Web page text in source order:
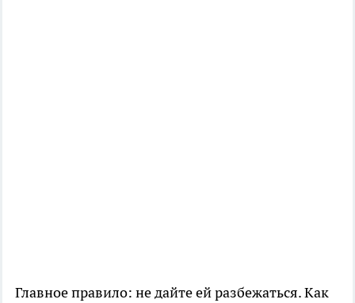
Главное правило: не дайте ей разбежаться. Как